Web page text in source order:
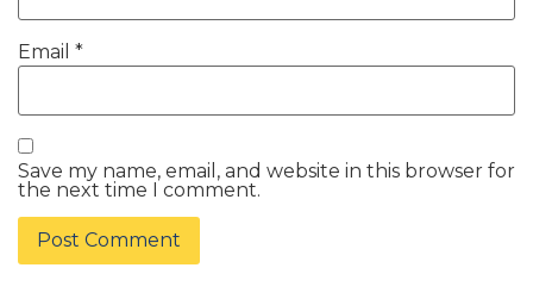
Email *
Save my name, email, and website in this browser for
the next time I comment.